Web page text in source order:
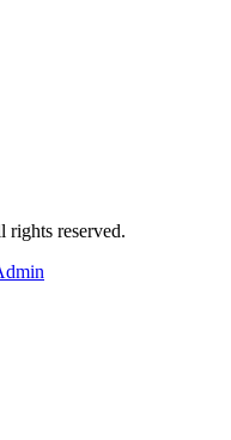
reserved.